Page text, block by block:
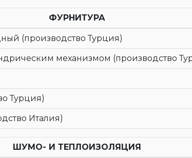
ФУРНИТУРА
(производство Турция)
механизмом (производство
Турция)
Италия)
ШУМО- И ТЕПЛОИЗОЛЯЦИЯ